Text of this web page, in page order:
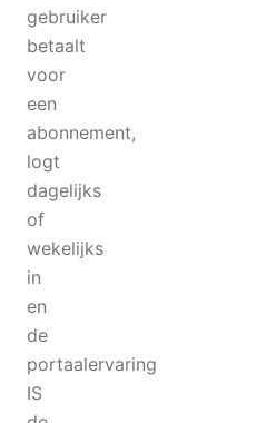
gebruiker
betaalt
voor
een
abonnement,
logt
dagelijks
of
wekelijks
in
en
de
portaalervaring
IS